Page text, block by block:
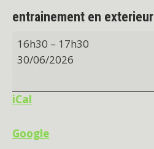
entrainement en exterieur
entrainement
en
16h30 – 17h30
30/06/2026
iCal
Google